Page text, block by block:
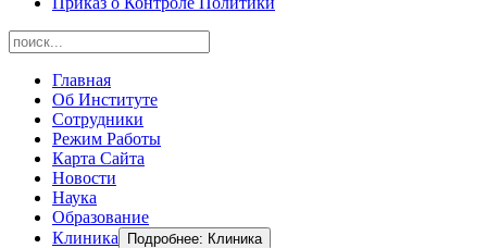
Главная
Об Институте
Сотрудники
Режим Работы
Карта Сайта
Новости
Наука
Образование
Клиника
Подробнее: Клиника